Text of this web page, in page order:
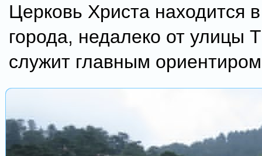
Церковь Христа находится
города, недалеко от улицы
служит главным